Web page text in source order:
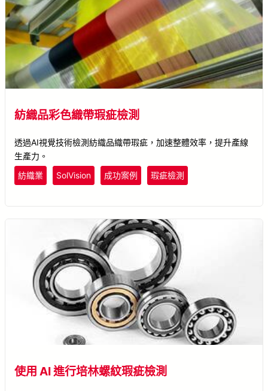
紡織品彩色織帶瑕疵檢測
透過AI視覺技術檢測紡織品織帶瑕疵，加速整體效率，提升產線
生產力。
紡織業
SolVision 成功案例 瑕疵檢測
使用 AI 進行培林螺紋瑕疵檢測